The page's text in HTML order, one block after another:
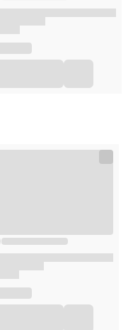
zapoznanie
na opakowaniu